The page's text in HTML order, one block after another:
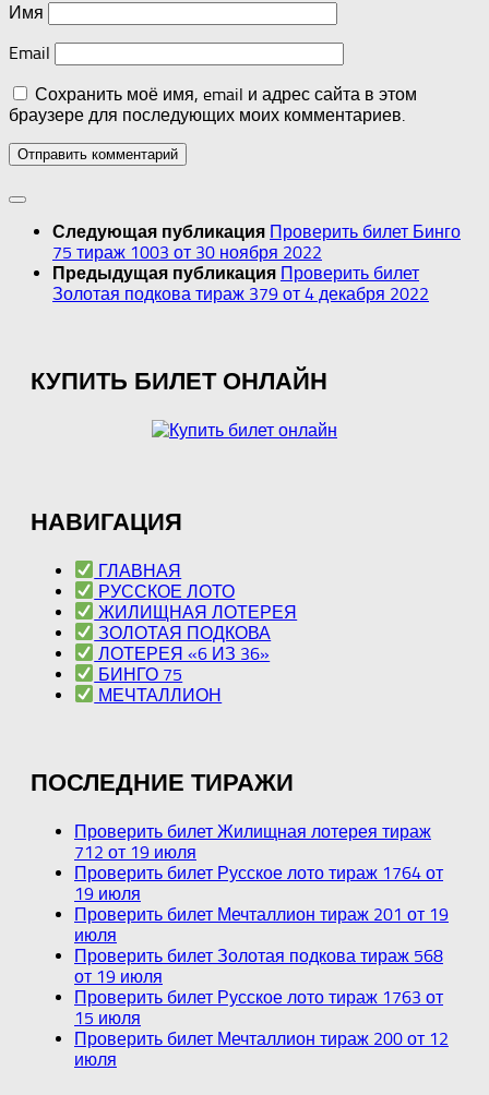
Имя
Email
Сохранить моё имя, email и адрес сайта в этом
браузере для последующих моих комментариев.
Следующая публикация Проверить билет Бинго
75 тираж 1003 от 30 ноября 2022
Предыдущая публикация Проверить билет
Золотая подкова тираж 379 от 4 декабря 2022
КУПИТЬ БИЛЕТ ОНЛАЙН
НАВИГАЦИЯ
ГЛАВНАЯ
РУССКОЕ ЛОТО
ЖИЛИЩНАЯ ЛОТЕРЕЯ
ЗОЛОТАЯ ПОДКОВА
ЛОТЕРЕЯ «6 ИЗ 36»
БИНГО 75
МЕЧТАЛЛИОН
ПОСЛЕДНИЕ ТИРАЖИ
Проверить билет Жилищная лотерея тираж
712 от 19 июля
Проверить билет Русское лото тираж 1764 от
19 июля
Проверить билет Мечталлион тираж 201 от 19
июля
Проверить билет Золотая подкова тираж 568
от 19 июля
Проверить билет Русское лото тираж 1763 от
15 июля
Проверить билет Мечталлион тираж 200 от 12
июля